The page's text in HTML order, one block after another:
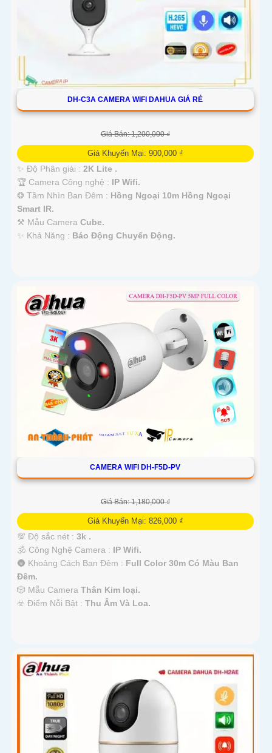
DH-C3A CAMERA WIFI DAHUA GIÁ RẺ
Giá Bán: 1,200,000 ₫
Giá Khuyến Mại: 900,000 ₫
✨ Độ Phân giải : 2K Lite .
🏆 Camera Công nghệ : IP Wifi.
❂ Tầm Nhìn Ban Đêm : Hồng Ngoại 10m Hồng Ngoại
Smart IR.
⚒ Mẫu Camera Cube.
️✨ Khả Năng : Báo Động Chuyển Động.
CAMERA WIFI DH-F5D-PV
Giá Bán: 1,180,000 ₫
Giá Khuyến Mại: 826,000 ₫
💯 Độ sắc nét : 3k .
🕉️ Công Nghệ Camera : IP Wifi.
🌚 Khoảng Cách Ban Đêm : Full Color 30m Có Màu Ban
Ðêm.
🎲 Mẫu Camera Thân Kim loại.
️☣️ Điểm Nỗi Bật : Thu Âm Và Loa.